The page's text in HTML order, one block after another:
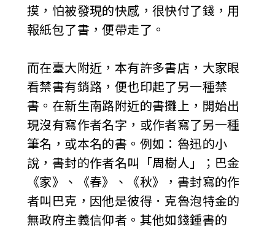
摸，怕被發現的快感，很快付了錢，用
報紙包了書，便帶走了。
而在臺大附近，本有許多書店，大家眼
看禁書有銷路，便也印起了另一種禁
書。在新生南路附近的書攤上，開始出
現沒有寫作者名字，或作者寫了另一種
筆名，或本名的書。例如：魯迅的小
說，書封的作者名叫「周樹人」；巴金
《家》、《春》、《秋》，書封寫的作
者叫巴克，因他是彼得．克魯泡特金的
無政府主義信仰者。其他如錢鍾書的